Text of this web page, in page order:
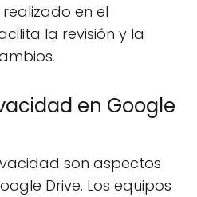
en el
la revisión y la
en Google
son aspectos
Drive. Los equipos